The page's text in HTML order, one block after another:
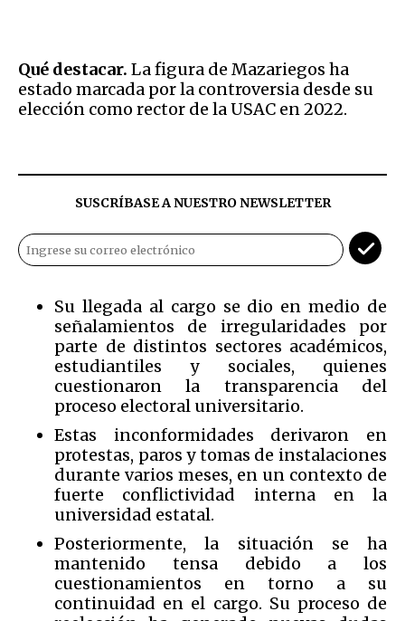
Qué destacar. La figura de Mazariegos ha
estado marcada por la controversia desde su
elección como rector de la USAC en 2022.
SUSCRÍBASE A NUESTRO NEWSLETTER
Su llegada al cargo se dio en medio de
señalamientos de irregularidades por
parte de distintos sectores académicos,
estudiantiles y sociales, quienes
cuestionaron la transparencia del
proceso electoral universitario.
Estas inconformidades derivaron en
protestas, paros y tomas de instalaciones
durante varios meses, en un contexto de
fuerte conflictividad interna en la
universidad estatal.
Posteriormente, la situación se ha
mantenido tensa debido a los
cuestionamientos en torno a su
continuidad en el cargo. Su proceso de